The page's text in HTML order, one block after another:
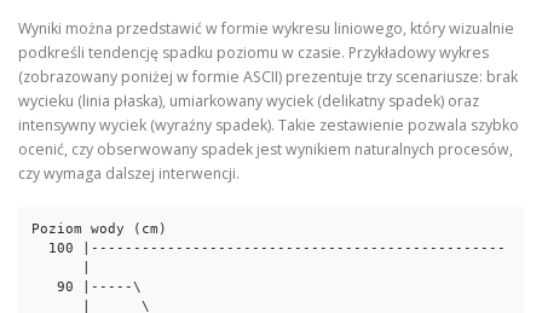
Wyniki można przedstawić w formie wykresu liniowego, który wizualnie
podkreśli tendencję spadku poziomu w czasie. Przykładowy wykres
(zobrazowany poniżej w formie ASCII) prezentuje trzy scenariusze: brak
wycieku (linia płaska), umiarkowany wyciek (delikatny spadek) oraz
intensywny wyciek (wyraźny spadek). Takie zestawienie pozwala szybko
ocenić, czy obserwowany spadek jest wynikiem naturalnych procesów,
czy wymaga dalszej interwencji.
Poziom wody (cm)
   90 |-----\